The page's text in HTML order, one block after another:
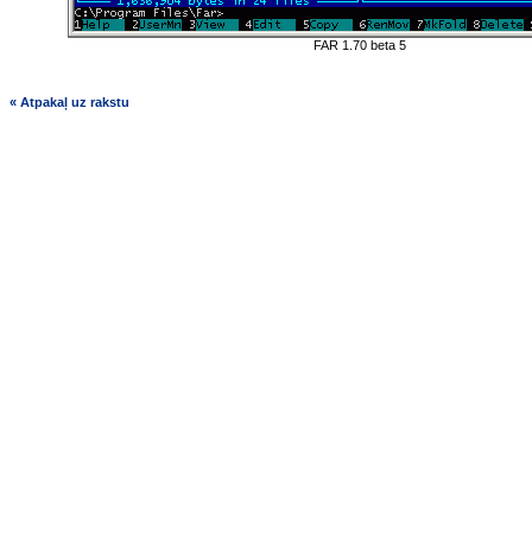
FAR 1.70 beta 5
« Atpakaļ uz rakstu